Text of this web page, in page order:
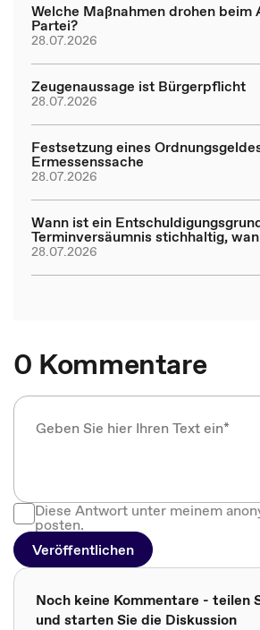
Welche Maßnahmen drohen beim
Partei?
28.07.2026
Zeugenaussage ist Bürgerpflicht
28.07.2026
Festsetzung eines
Ermessenssache
28.07.2026
Wann ist ein
Terminversäumnis stichhaltig,
28.07.2026
0 Kommentare
Diese Antwort unter meinem
posten.
Veröffentlichen
Noch keine Kommentare - teilen
und starten Sie die Diskussion